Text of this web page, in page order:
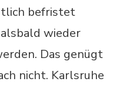
befristet
wieder
Das genügt
nicht. Karlsruhe